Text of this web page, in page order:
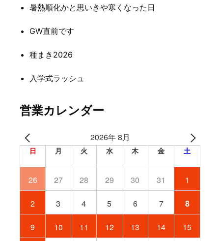
暑熱順化かと思いきや寒くなった日
GW直前です
種まき2026
入学式ラッシュ
営業カレンダー
2026年 8月
日 月 火 水 木 金 土
26 27 28 29 30 31 1
2 3 4 5 6 7 8
9 10 11 12 13 14 15